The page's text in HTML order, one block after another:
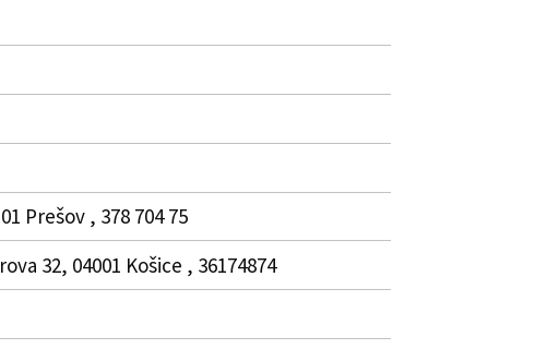
Prešov , 378 704 75
32, 04001 Košice , 36174874